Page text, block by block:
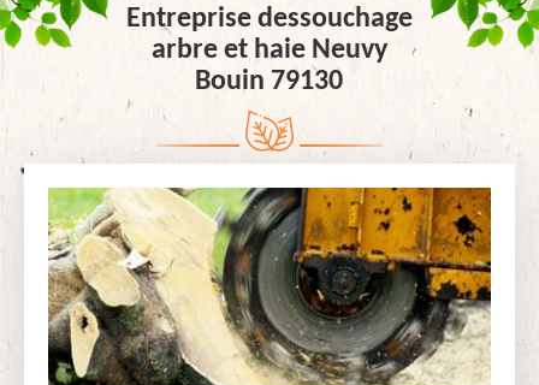
Entreprise dessouchage
arbre et haie Neuvy
Bouin 79130